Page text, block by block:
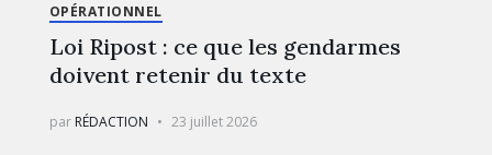
OPÉRATIONNEL
Loi Ripost : ce que les gendarmes
doivent retenir du texte
par RÉDACTION 23 juillet 2026